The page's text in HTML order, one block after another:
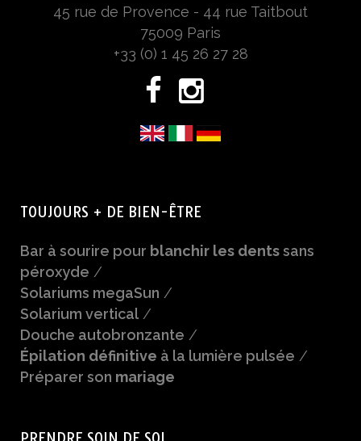
45 rue de Provence - 44 rue Taitbout
75009 Paris
+33 (0) 1 45 26 27 28
TOUJOURS + DE BIEN-ÊTRE
Bar à sourire pour blanchir les dentssans
péroxyde /
Solariums megaSun /
Solarium vertical /
Douche autobronzante /
Épilation définitive à la lumière pulsée /
Préparer son mariage